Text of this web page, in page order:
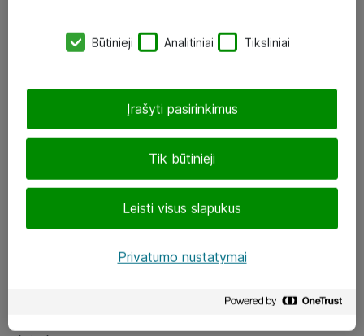
eShop@atea.lt
LinkedIn
Būtinieji Analitiniai Tiksliniai
Tik būtinieji
Leisti visus slapukus
Įrašyti pasirinkimus
Privatumo nustatymai